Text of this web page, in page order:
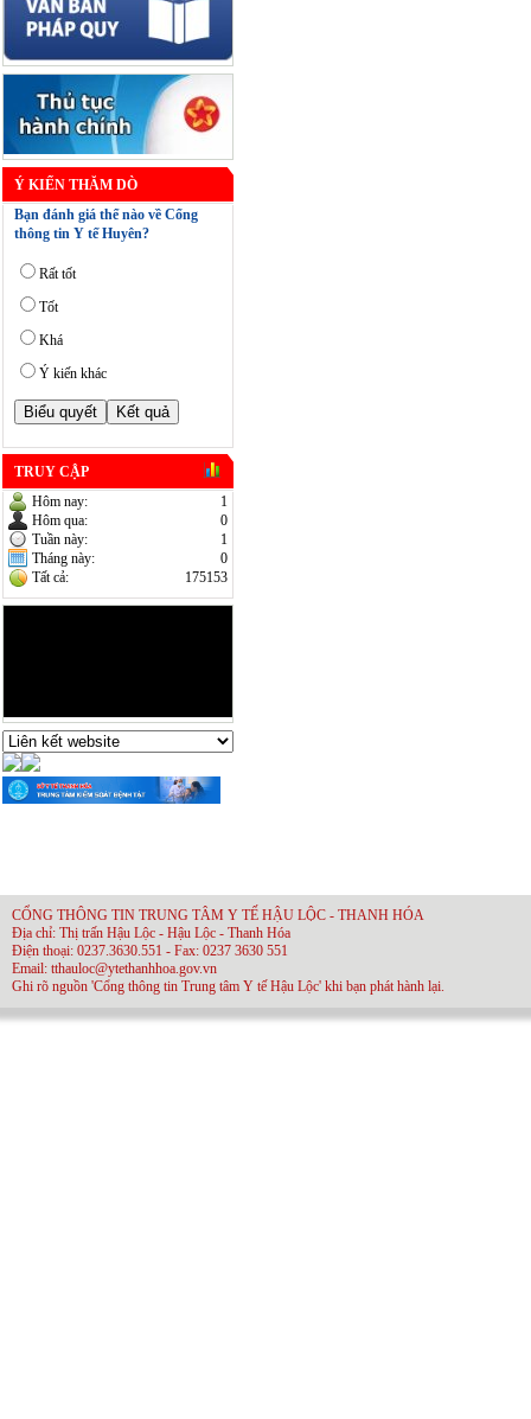
Ý KIẾN THĂM DÒ
Bạn đánh giá thể nào về Cổng
thông tin Y tế Huyên?
Rất tốt
Tốt
Khá
Ý kiến khác
TRUY CẬP
Hôm nay:
1
Hôm qua:
0
Tuần này:
1
Tháng này:
0
Tất cả:
175153
CỔNG THÔNG TIN TRUNG TÂM Y TẾ HẬU LỘC - THANH HÓA
Địa chỉ: Thị trấn Hậu Lộc - Hậu Lộc - Thanh Hóa
Điện thoại: 0237.3630.551 - Fax: 0237 3630 551
Email: tthauloc@ytethanhhoa.gov.vn
Ghi rõ nguồn 'Cổng thông tin Trung tâm Y tế Hậu Lộc' khi bạn phát hành lại.